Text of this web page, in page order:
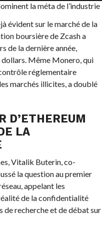
la méta de l’industrie
évident sur le marché de la
boursière de Zcash a
de la dernière année,
Même Monero, qui
réglementaire
marchés illicites, a doublé
D’ETHEREUM
LA
Vitalik Buterin, co-
la question au premier
appelant les
de la confidentialité
de recherche et de débat sur